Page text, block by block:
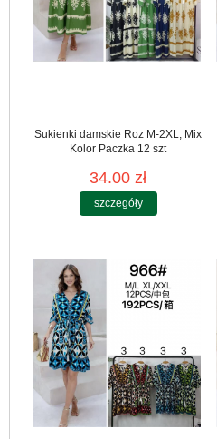
Sukienki damskie Roz M-2XL, Mix
Kolor Paczka 12 szt
34.00 zł
szczegóły